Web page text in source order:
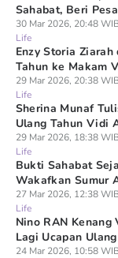
Sahabat, Beri
30 Mar 2026, 20:48
Life
Enzy Storia
Tahun ke Makam
29 Mar 2026, 20:38
Life
Sherina Munaf
Ulang Tahun Vidi
29 Mar 2026, 18:38
Life
Bukti Sahabat
Wakafkan Sumur
27 Mar 2026, 12:38
Life
Nino RAN
Lagi Ucapan
24 Mar 2026, 10:58